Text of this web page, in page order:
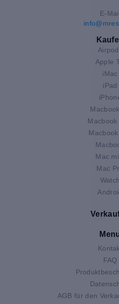
E-
Apple
iMac
iPad
Macbook
Mac
Mac
Watch
FAQ
AGB für den